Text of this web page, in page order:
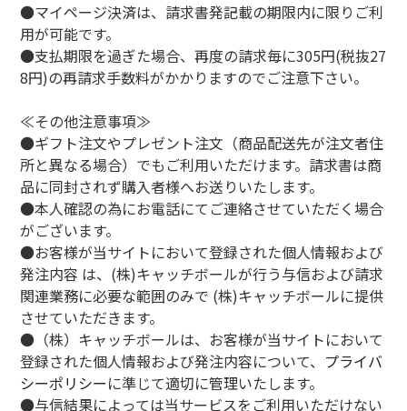
●マイページ決済は、請求書発記載の期限内に限りご利
用が可能です。
●支払期限を過ぎた場合、再度の請求毎に305円(税抜27
8円)の再請求手数料がかかりますのでご注意下さい。
≪その他注意事項≫
●ギフト注文やプレゼント注文（商品配送先が注文者住
所と異なる場合）でもご利用いただけます。請求書は商
品に同封されず購入者様へお送りいたします。
●本人確認の為にお電話にてご連絡させていただく場合
がございます。
●お客様が当サイトにおいて登録された個人情報および
発注内容 は、(株)キャッチボールが行う与信および請求
関連業務に必要な範囲のみで (株)キャッチボールに提供
させていただきます。
●（株）キャッチボールは、お客様が当サイトにおいて
登録された個人情報および発注内容について、 プライバ
シーポリシーに準じて適切に管理いたします。
●与信結果によっては当サービスをご利用いただけない